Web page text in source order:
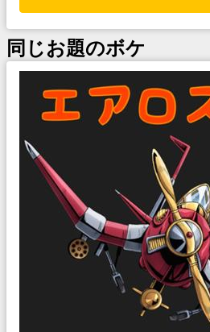
同じお題のボケ